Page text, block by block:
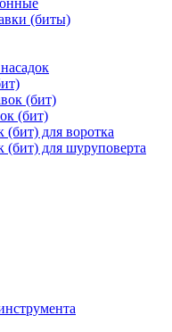
(биты)
(бит)
(бит)
(бит) для воротка
(бит) для шуруповерта